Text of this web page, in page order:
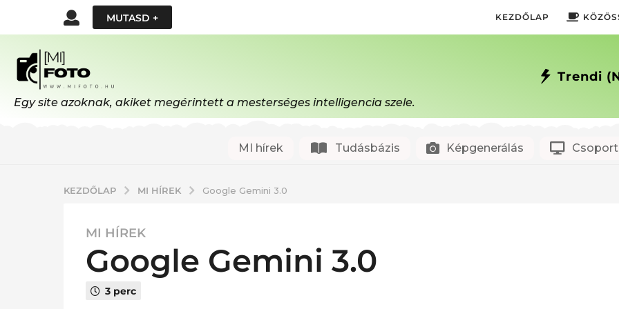
MUTASD + KEZDŐLAP
Egy site azoknak, akiket megérintett a mesterséges intelligencia szele.
Trendi
MI hírek Tudásbázis Képgenerálás
KEZDŐLAP MI HÍREK Google Gemini 3.0
1
w
e
k
MI HÍREK
Google Gemini 3.0
3 perc